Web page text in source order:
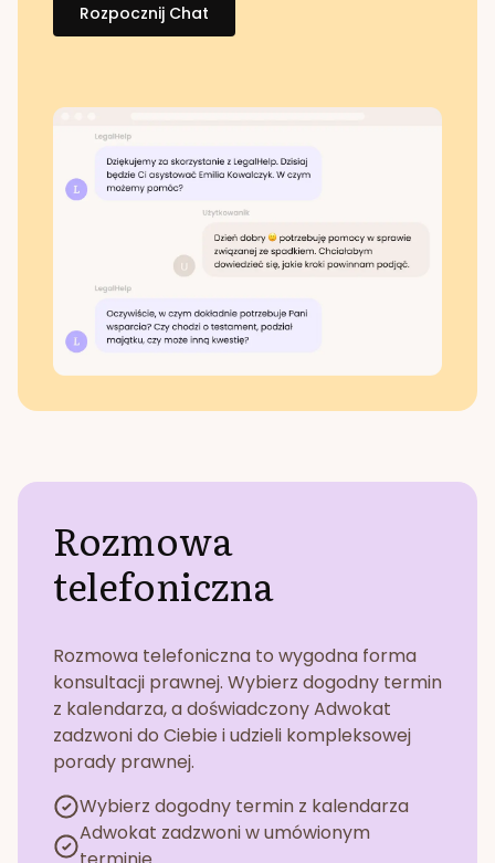
Rozpocznij Chat
Rozmowa
telefoniczna
Rozmowa telefoniczna to wygodna forma
konsultacji prawnej. Wybierz dogodny termin
z kalendarza, a doświadczony Adwokat
zadzwoni do Ciebie i udzieli kompleksowej
porady prawnej.
Wybierz dogodny termin z kalendarza
Adwokat zadzwoni w umówionym